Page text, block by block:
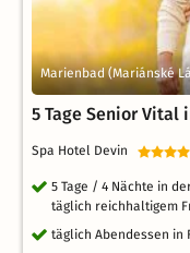
Marienbad (Mariánské
5 Tage Senior Vital
Spa Hotel Devin
5 Tage / 4 Nächte in
täglich reichhaltigem
täglich Abendessen in